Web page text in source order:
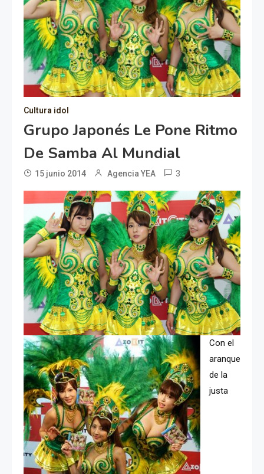
Cultura idol
Grupo Japonés Le Pone Ritmo
De Samba Al Mundial
15 junio 2014 Agencia YEA 3
Con el
aranque
de la
justa